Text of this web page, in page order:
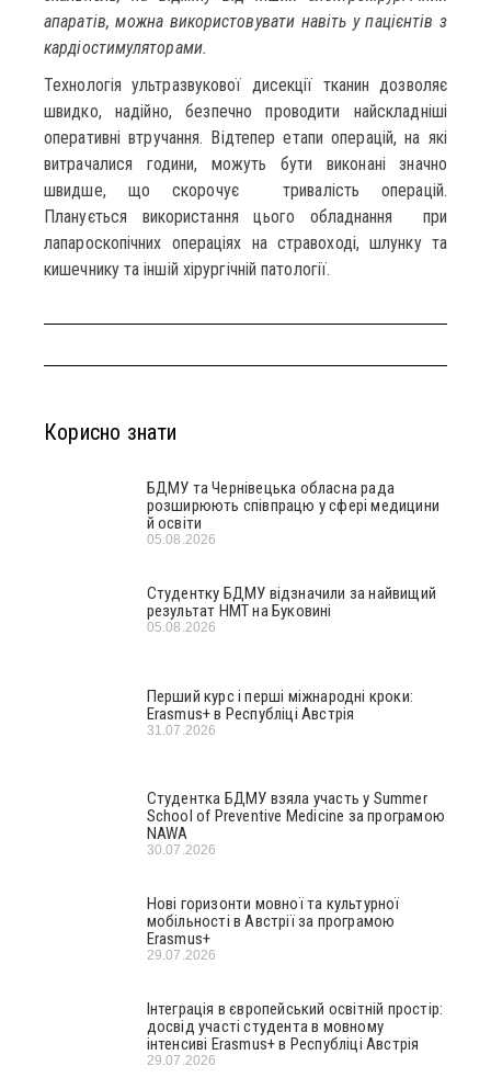
апаратів, можна використовувати навіть у пацієнтів з
кардіостимуляторами.
Технологія ультразвукової дисекції тканин дозволяє
швидко, надійно, безпечно проводити найскладніші
оперативні втручання. Відтепер етапи операцій, на які
витрачалися години, можуть бути виконані значно
швидше, що скорочує тривалість операцій.
Планується використання цього обладнання при
лапароскопічних операціях на стравоході, шлунку та
кишечнику та іншій хірургічній патології.
Корисно знати
БДМУ та Чернівецька обласна рада
розширюють співпрацю у сфері медицини
й освіти
05.08.2026
Студентку БДМУ відзначили за найвищий
результат НМТ на Буковині
05.08.2026
Перший курс і перші міжнародні кроки:
Erasmus+ в Республіці Австрія
31.07.2026
Студентка БДМУ взяла участь у Summer
School of Preventive Medicine за програмою
NAWA
30.07.2026
Нові горизонти мовної та культурної
мобільності в Австрії за програмою
Erasmus+
29.07.2026
Інтеграція в європейський освітній простір:
досвід участі студента в мовному
інтенсиві Erasmus+ в Республіці Австрія
29.07.2026